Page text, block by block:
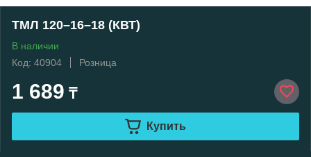
ТМЛ 120–16–18 (КВТ)
В наличии
Код: 40904
Розница
1 689 ₸
Купить